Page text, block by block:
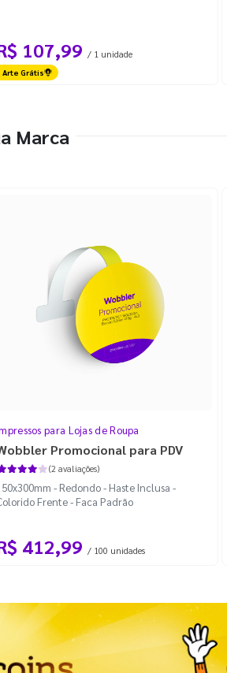
107,99 / 1 unidade
Arte Grátis
Marca
para Lojas de Roupa
Promocional para PDV
(2 avaliações)
- Redondo - Haste Inclusa -
Frente - Faca Padrão
412,99 / 100 unidades